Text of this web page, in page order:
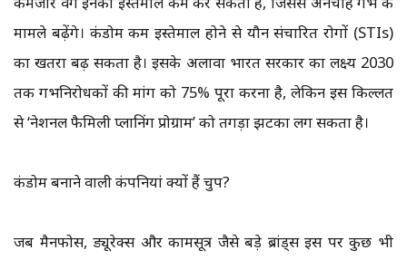
मामले बढ़ेंगे। कंडोम कम इस्तेमाल होने से यौन संचारित रोगों (STIs)
का खतरा बढ़ सकता है। इसके अलावा भारत सरकार का लक्ष्य 2030
तक गर्भनिरोधकों की मांग को 75% पूरा करना है, लेकिन इस किल्लत
से ‘नेशनल फैमिली प्लानिंग प्रोग्राम’ को तगड़ा झटका लग सकता है।
कंडोम बनाने वाली कंपनियां क्यों हैं चुप?
जब मैनफोर्स, ड्यूरेक्स और कामसूत्र जैसे बड़े ब्रांड्स इस पर कुछ भी